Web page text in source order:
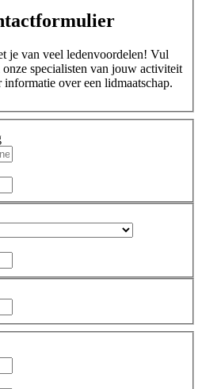
je van veel ledenvoordelen! Vul
specialisten van jouw activiteit
informatie over een lidmaatschap.